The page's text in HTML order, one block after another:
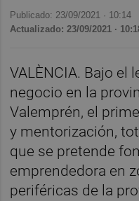
Publicado: 23/09/2021 · 10:14
Actualizado: 23/09/2021 ·
VALÈNCIA. Bajo el
negocio en la
Valemprén, el
y mentorización,
que se pretende
emprendedora en
periféricas de la